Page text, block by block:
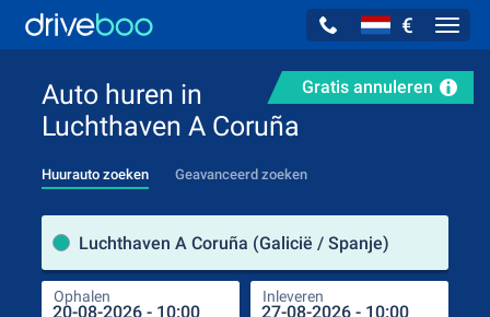
€
Gratis annuleren
Auto huren in
Luchthaven A Coruña
Huurauto zoeken Geavanceerd zoeken
Luchthaven A Coruña (Galicië / Spanje)
Ophalen Inleveren